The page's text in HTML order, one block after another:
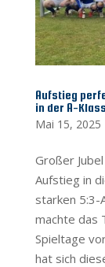
Aufstieg
in der A-
Mai 15, 2025
Großer
Aufstieg in
starken 5:3-
machte das
Spieltage
hat sich